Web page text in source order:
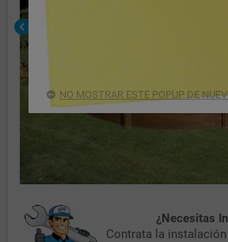
chevron_left
¿Necesitas
Contrata la
NO MOSTRAR ESTE POPUP DE